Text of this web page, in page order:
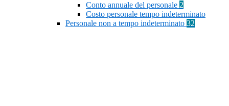
Conto annuale del personale 2
Costo personale tempo indeterminato
Personale non a tempo indeterminato 32